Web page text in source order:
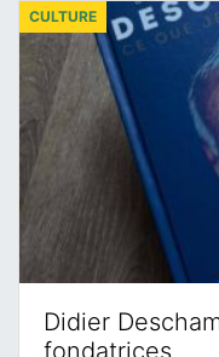
Didier
fondatrices
CULTURE